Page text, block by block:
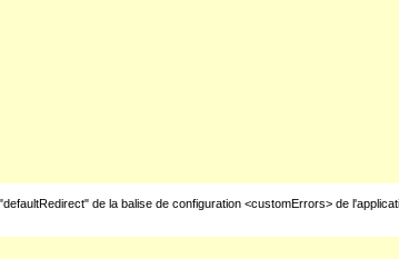
de la balise de configuration <customErrors> de